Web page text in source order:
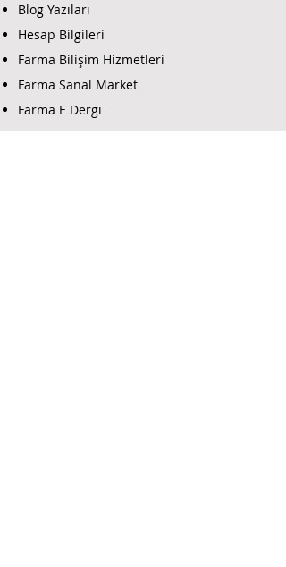
Blog Yazıları
Hesap Bilgileri
Farma Bilişim Hizmetleri
Farma Sanal Market
Farma E Dergi